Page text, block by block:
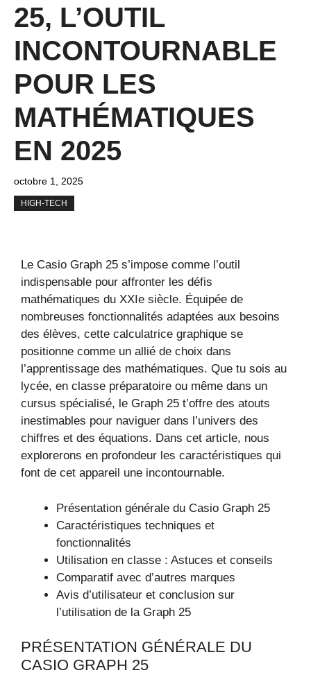
25, L’OUTIL
INCONTOURNABLE
POUR LES
MATHÉMATIQUES
EN 2025
octobre 1, 2025
HIGH-TECH
Le Casio Graph 25 s’impose comme l’outil
indispensable pour affronter les défis
mathématiques du XXIe siècle. Équipée de
nombreuses fonctionnalités adaptées aux besoins
des élèves, cette calculatrice graphique se
positionne comme un allié de choix dans
l’apprentissage des mathématiques. Que tu sois au
lycée, en classe préparatoire ou même dans un
cursus spécialisé, le Graph 25 t’offre des atouts
inestimables pour naviguer dans l’univers des
chiffres et des équations. Dans cet article, nous
explorerons en profondeur les caractéristiques qui
font de cet appareil une incontournable.
Présentation générale du Casio Graph 25
Caractéristiques techniques et
fonctionnalités
Utilisation en classe : Astuces et conseils
Comparatif avec d’autres marques
Avis d’utilisateur et conclusion sur
l’utilisation de la Graph 25
PRÉSENTATION GÉNÉRALE DU
CASIO GRAPH 25